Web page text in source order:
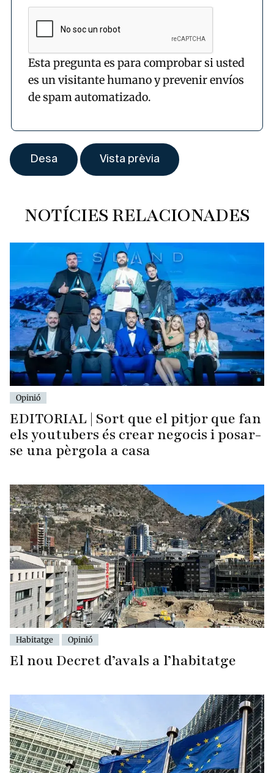
Esta pregunta es para comprobar si usted
es un visitante humano y prevenir envíos
de spam automatizado.
NOTÍCIES RELACIONADES
Opinió
EDITORIAL | Sort que el pitjor que fan
els youtubers és crear negocis i posar-
se una pèrgola a casa
Habitatge Opinió
El nou Decret d’avals a l’habitatge